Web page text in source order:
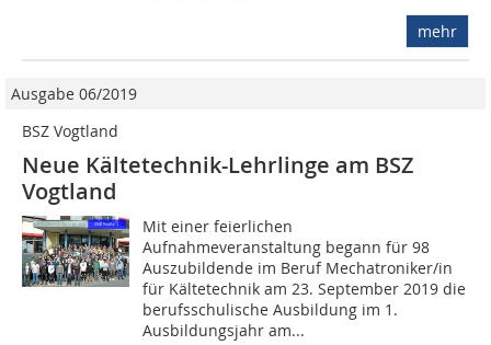
mehr
Ausgabe 06/2019
BSZ Vogtland
Neue Kältetechnik-Lehrlinge am BSZ
Vogtland
Mit einer feierlichen
Aufnahmeveranstaltung begann für 98
Auszubildende im Beruf Mechatroniker/in
für Kältetechnik am 23. September 2019 die
berufsschulische Ausbildung im 1.
Ausbildungsjahr am...